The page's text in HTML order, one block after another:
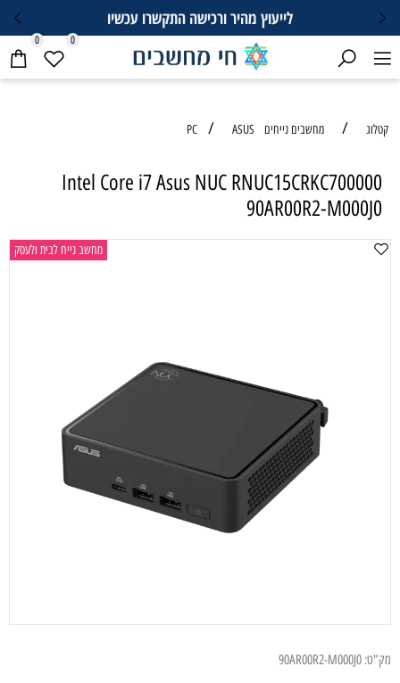
לייעוץ מהיר ורכישה התקשרו עכשיו
0 0
קטלוג / מחשבים נייחים PC / ASUS
Intel Core i7 Asus NUC RNUC15CRKC700000
90AR00R2-M000J0
מחשב נייח לבית ולעסק
מק"ט: 90AR00R2-M000J0